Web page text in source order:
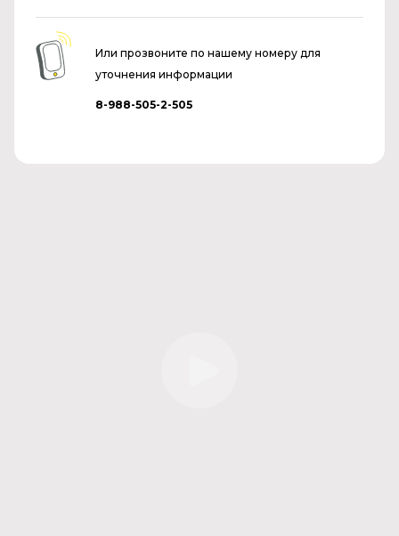
Или прозвоните по нашему номеру для
уточнения информации
8-988-505-2-505